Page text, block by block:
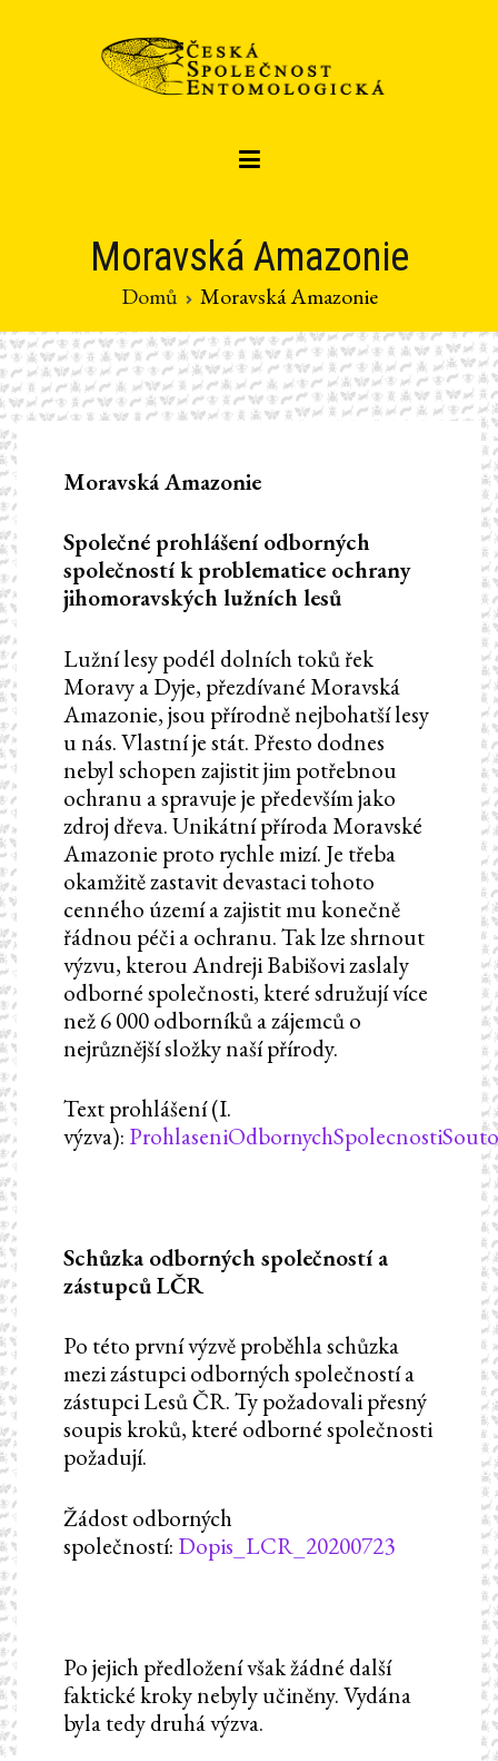
Moravská Amazonie
Domů Moravská Amazonie
Moravská Amazonie
Společné prohlášení odborných
společností k problematice ochrany
jihomoravských lužních lesů
Lužní lesy podél dolních toků řek
Moravy a Dyje, přezdívané Moravská
Amazonie, jsou přírodně nejbohatší lesy
u nás. Vlastní je stát. Přesto dodnes
nebyl schopen zajistit jim potřebnou
ochranu a spravuje je především jako
zdroj dřeva. Unikátní příroda Moravské
Amazonie proto rychle mizí. Je třeba
okamžitě zastavit devastaci tohoto
cenného území a zajistit mu konečně
řádnou péči a ochranu. Tak lze shrnout
výzvu, kterou Andreji Babišovi zaslaly
odborné společnosti, které sdružují více
než 6 000 odborníků a zájemců o
nejrůznější složky naší přírody.
Text prohlášení (I.
výzva):
Schůzka odborných společností a
zástupců LČR
Po této první výzvě proběhla schůzka
mezi zástupci odborných společností a
zástupci Lesů ČR. Ty požadovali přesný
soupis kroků, které odborné společnosti
požadují.
Žádost odborných
společností: Dopis_LCR_20200723
Po jejich předložení však žádné další
faktické kroky nebyly učiněny. Vydána
byla tedy druhá výzva.